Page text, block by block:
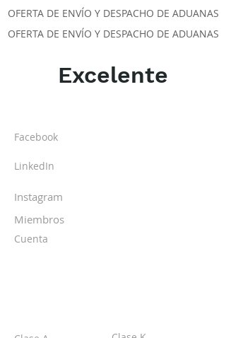
OFERTA DE ENVÍO Y DESPACHO DE ADUANAS
OFERTA DE ENVÍO Y DESPACHO DE ADUANAS
Excelente
Facebook
LinkedIn
Instagram
Miembros
Cuenta